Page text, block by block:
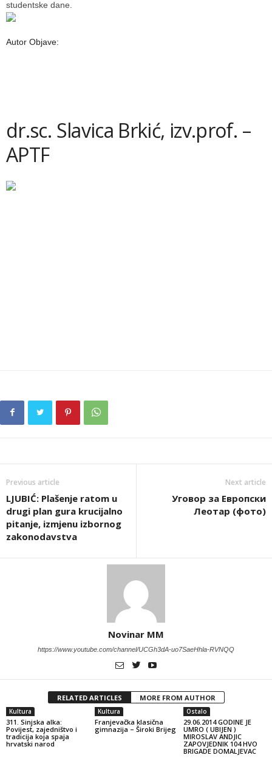
studentske dane.
Autor Objave:
dr.sc. Slavica Brkić, izv.prof. –
APTF
Previous article
LJUBIĆ: Plašenje ratom u
drugi plan gura krucijalno
pitanje, izmjenu izbornog
zakonodavstva
Next article
Уговор за Европски
Леотар (фото)
Novinar MM
https://www.youtube.com/channel/UCGh3dA-uo7SaeHhla-RVNQQ
RELATED ARTICLES MORE FROM AUTHOR
Kultura
311. Sinjska alka:
Povijest, zajedništvo i
tradicija koja spaja
hrvatski narod
Kultura
Franjevačka klasična
gimnazija – Široki Brijeg
Ostalo
29.06.2014 GODINE JE
UMRO ( UBIJEN )
MIROSLAV ANDJIC
ZAPOVJEDNIK 104 HVO
BRIGADE DOMALJEVAC